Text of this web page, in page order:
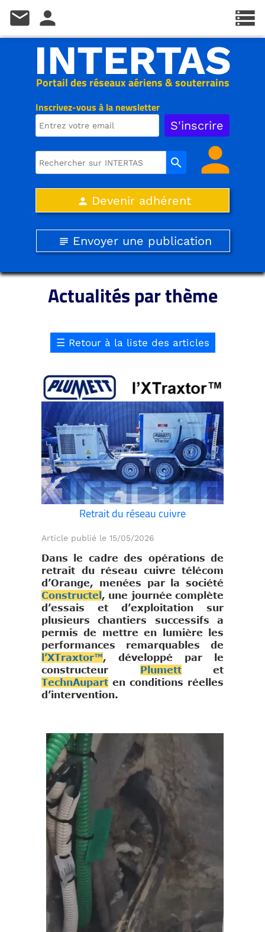
Inscrivez-vous à la newsletter
Portail des réseaux aériens & souterrains
INTERTAS
search person
person Devenir adhérent
subject Envoyer une publication
Actualités par thème
☰ Retour à la liste des articles
Retrait du réseau cuivre
Article publié le 15/05/2026
Dans le cadre des opérations de
retrait du réseau cuivre télécom
d’Orange, menées par la société
Constructel , une journée complète
d’essais et d’exploitation sur
plusieurs chantiers successifs a
permis de mettre en lumière les
performances remarquables de
l’XTraxtor™, développé par le
constructeur
Plumettet
TechnAupart en conditions réelles
d’intervention.
storage
mail person